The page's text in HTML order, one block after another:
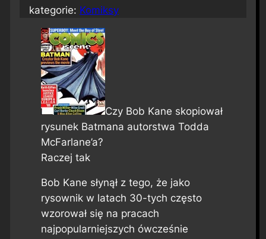
kategorie: Komiksy
Czy Bob Kane skopiował
rysunek Batmana autorstwa Todda
McFarlane’a?
Raczej tak
Bob Kane słynął z tego, że jako
rysownik w latach 30-tych często
wzorował się na pracach
najpopularniejszych ówcześnie